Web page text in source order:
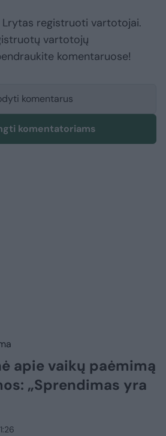
registruoti vartotojai.
vartotojų
komentaruose!
komentarus
komentatoriams
apie vaikų paėmimą
„Sprendimas yra